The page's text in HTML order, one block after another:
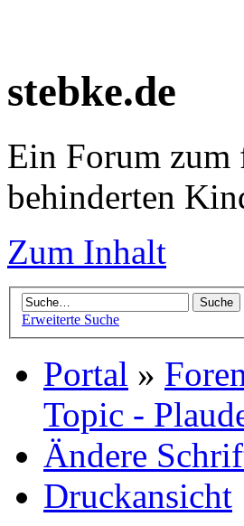
stebke.de
Ein Forum zum
behinderten
Zum Inhalt
Erweiterte Suche
Portal »
Topic -
Ändere
Druckansicht